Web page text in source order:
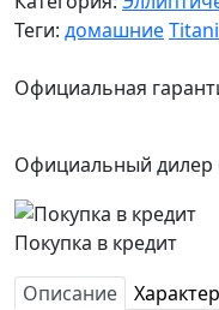
Теги: домашние
Официальная
Официальный дилер
Покупка в кредит
Описание